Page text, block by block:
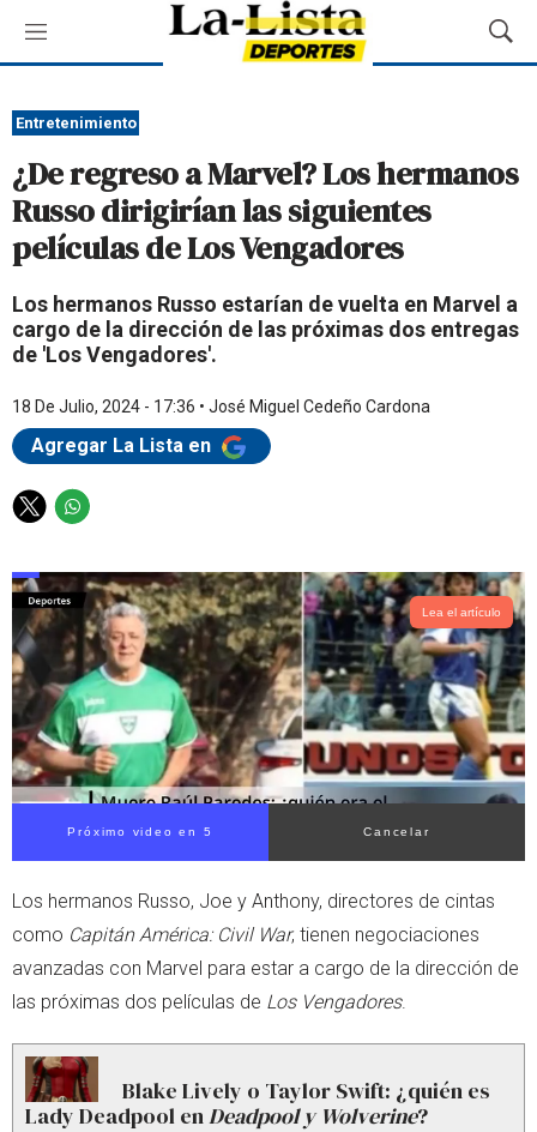
M
e
ú
M
o
a
r
q
u
e
Entretenimiento
¿De regreso a Marvel? Los hermanos
Russo dirigirían las siguientes
películas de Los Vengadores
Los hermanos Russo estarían de vuelta en Marvel a
cargo de la dirección de las próximas dos entregas
de 'Los Vengadores'.
18 De Julio, 2024 - 17:36 • José Miguel Cedeño Cardona
Agregar La Lista en
T
i
t
t
e
W
a
t
a
p
p
Lea el artículo
Próximo video en 5 Cancelar
Los hermanos Russo, Joe y Anthony, directores de cintas
como Capitán América: Civil War, tienen negociaciones
avanzadas con Marvel para estar a cargo de la dirección de
las próximas dos películas de Los Vengadores.
Blake Lively o Taylor Swift: ¿quién es
Lady Deadpool enDeadpool y Wolverine?